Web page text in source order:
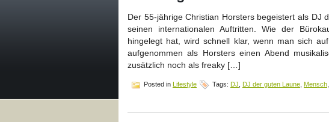
Der 55-jährige Christian Horsters begeistert als DJ
seinen internationalen Auftritten. Wie der
hingelegt hat, wird schnell klar, wenn man sich
aufgenommen als Horsters einen Abend
zusätzlich noch als freaky […]
Posted in Lifestyle Tags: DJ DJ der guten Laune Mensch